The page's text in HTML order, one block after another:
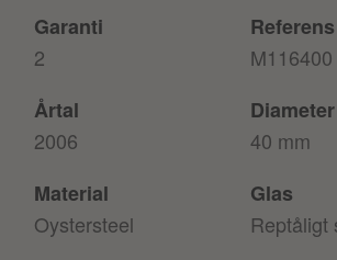
Garanti
2
Referens
M116400
Årtal
2006
Diameter
40 mm
Material
Oystersteel
Glas
Reptåligt